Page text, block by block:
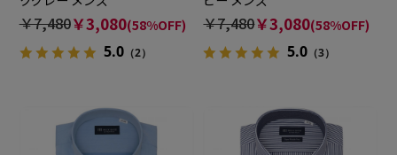
￥7,480￥3,080(58%OFF)
5.0（2）
￥7,480￥3,080(58%OFF)
5.0 （3）